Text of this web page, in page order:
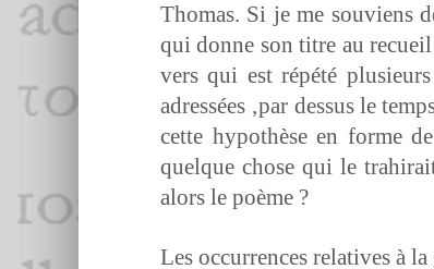
Thomas. Si je me sou­viens
qui donne son titre au
vers qui est répété
adressées ‚par dessus le
cette hypothèse en forme
quelque chose qui le
alors le poème ?
Les occur­rences rel­a­tives à